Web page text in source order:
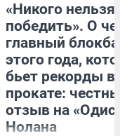
«Никого нельзя
победить». О
главный
этого года,
бьет рекорды в
прокате:
отзыв на
Нолана